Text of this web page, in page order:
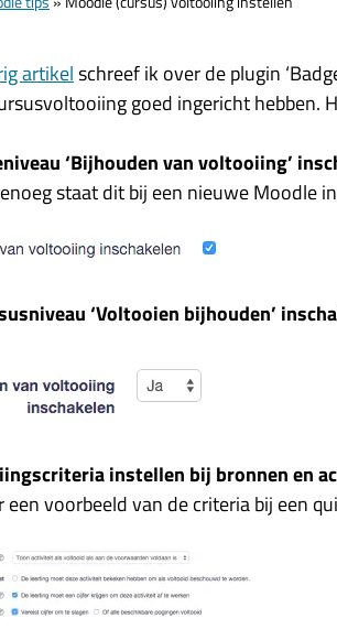
artikelschreef ik over de plugin
goed ingericht hebben.
‘Bijhouden van voltooiing’
staat dit bij een nieuwe Moodle
‘Voltooien bijhouden’
instellen bij bronnen en
een voorbeeld van de criteria bij een